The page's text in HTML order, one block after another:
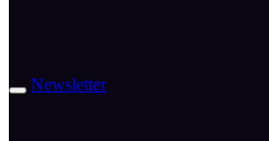
Newsletter